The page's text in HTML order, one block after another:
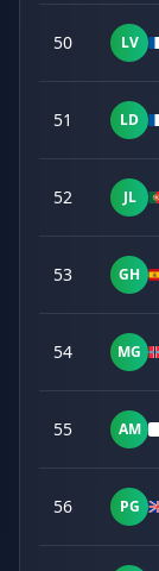
50 LV
51 LD
52 JL
53 GH
54 MG
55 AM
56 PG